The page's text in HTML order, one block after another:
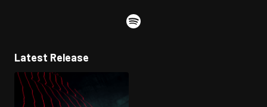
Latest Release